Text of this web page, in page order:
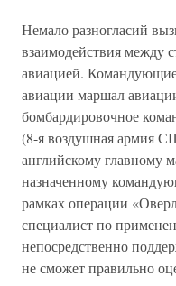
Немало разногласий
взаимодействия между
авиацией.
авиации маршал
бомбардировочное
(8-я воздушная армия
английскому главному
назначенному
рамках операции
специалист по
непосредственно
не сможет правильно